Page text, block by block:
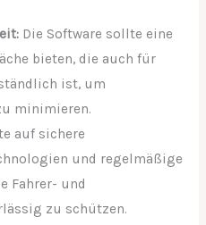
Die Software sollte eine
bieten, die auch für
ist, um
minimieren.
auf sichere
und regelmäßige
Fahrer- und
zu schützen.